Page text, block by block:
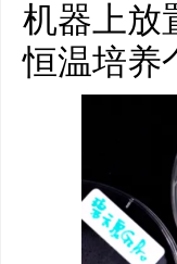
机器上放
恒温培养